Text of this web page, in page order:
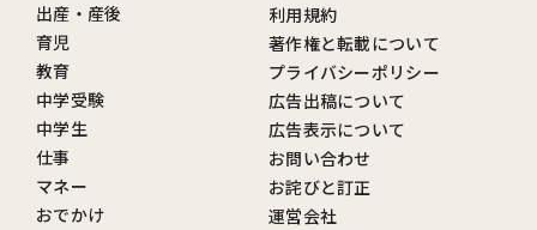
出産・産後
育児
教育
中学受験
中学生
仕事
マネー
おでかけ
利用規約
著作権と転載について
プライバシーポリシー
広告出稿について
広告表示について
お問い合わせ
お詫びと訂正
運営会社